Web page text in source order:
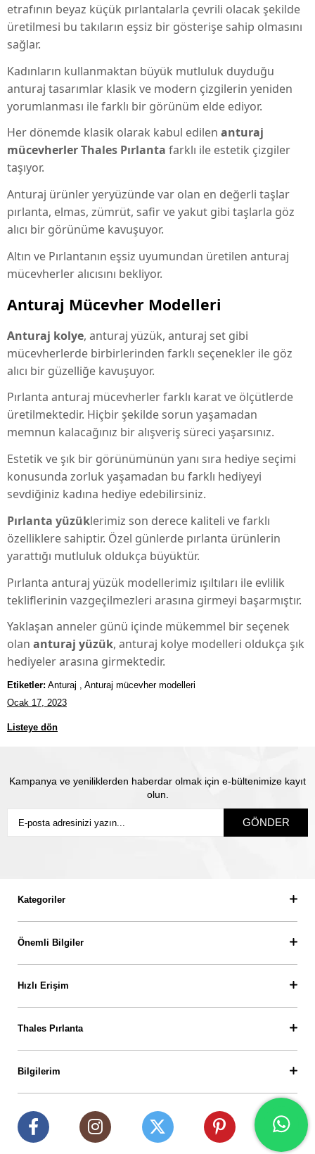
etrafının beyaz küçük pırlantalarla çevrili olacak şekilde
üretilmesi bu takıların eşsiz bir gösterişe sahip olmasını
sağlar.
Kadınların kullanmaktan büyük mutluluk duyduğu
anturaj tasarımlar klasik ve modern çizgilerin yeniden
yorumlanması ile farklı bir görünüm elde ediyor.
Her dönemde klasik olarak kabul edilen anturaj
mücevherlerThales Pırlanta farklı ile estetik çizgiler
taşıyor.
Anturaj ürünler yeryüzünde var olan en değerli taşlar
pırlanta, elmas, zümrüt, safir ve yakut gibi taşlarla göz
alıcı bir görünüme kavuşuyor.
Altın ve Pırlantanın eşsiz uyumundan üretilen anturaj
mücevherler alıcısını bekliyor.
Anturaj Mücevher Modelleri
Anturaj kolye, anturaj yüzük, anturaj set gibi
mücevherlerde birbirlerinden farklı seçenekler ile göz
alıcı bir güzelliğe kavuşuyor.
Pırlanta anturaj mücevherler farklı karat ve ölçütlerde
üretilmektedir. Hiçbir şekilde sorun yaşamadan
memnun kalacağınız bir alışveriş süreci yaşarsınız.
Estetik ve şık bir görünümünün yanı sıra hediye seçimi
konusunda zorluk yaşamadan bu farklı hediyeyi
sevdiğiniz kadına hediye edebilirsiniz.
Pırlanta yüzüklerimiz son derece kaliteli ve farklı
özelliklere sahiptir. Özel günlerde pırlanta ürünlerin
yarattığı mutluluk oldukça büyüktür.
Pırlanta anturaj yüzük modellerimiz ışıltıları ile evlilik
tekliflerinin vazgeçilmezleri arasına girmeyi başarmıştır.
Yaklaşan anneler günü içinde mükemmel bir seçenek
olan anturaj yüzük, anturaj kolye modelleri oldukça şık
hediyeler arasına girmektedir.
Etiketler: Anturaj , Anturaj mücevher modelleri
Ocak 17, 2023
Listeye dön
Kampanya ve yeniliklerden haberdar olmak için e-bültenimize kayıt
olun.
GÖNDER
Kategoriler
Önemli Bilgiler
Hızlı Erişim
Thales Pırlanta
Bilgilerim